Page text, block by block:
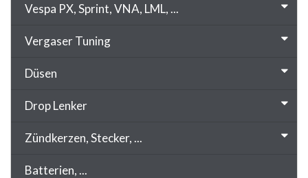
Vespa PX, Sprint, VNA, LML, ...
Vergaser Tuning
Düsen
Drop Lenker
Zündkerzen, Stecker, ...
Batterien, ...